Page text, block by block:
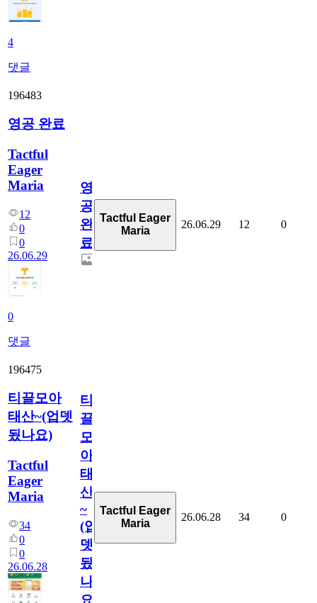
4
댓글
196483
영공 완료
Tactful
Eager
Maria
12
0
0
26.06.29
0
댓글
영
공
완
료
Tactful Eager
Maria
26.06.29 12 0
196475
티끌모아
태산~(업뎃
됬나요)
Tactful
Eager
Maria
34
0
0
26.06.28
티
끌
모
아
태
산
~
(업
뎃
됬
나
요)
Tactful Eager
Maria
26.06.28 34 0